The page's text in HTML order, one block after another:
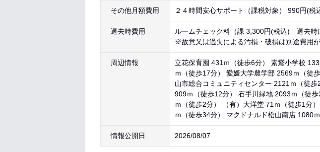
その他月額費用 ２４時間安心サポート（課税対象） 990円(税
退去時費用
ルームチェック料（課 3,300円(税込) 退去時
※故意又は過失による汚損・破損は別途費用
周辺情報
立花保育園 431ｍ（徒歩6分） 素鵞小学校
ｍ（徒歩17分） 愛媛大学農学部 2569ｍ（徒
山市総合コミュニティセンター 2121ｍ（徒
909ｍ（徒歩12分） 石手川緑地 2093ｍ（徒
ｍ（徒歩2分） （有）大洋堂 71ｍ（徒歩1分
ｍ（徒歩34分） マクドナルド松山南店 1080
情報公開日 2026/08/07